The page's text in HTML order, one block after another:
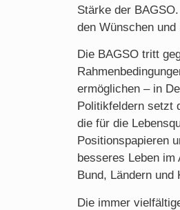
Stärke der
den Wünschen
Die BAGSO tritt
ermöglichen – in
Politikfeldern setzt
die für die
Positionspapieren
besseres Leben
Bund, Ländern und
Die immer